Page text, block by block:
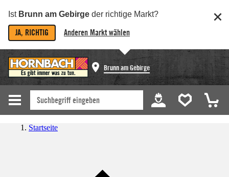
Ist Brunn am Gebirge der richtige Markt?
JA, RICHTIG Anderen Markt wählen
Brunn am Gebirge
Startseite